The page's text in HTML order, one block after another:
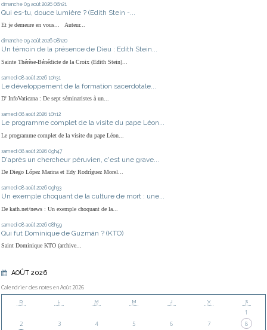
dimanche 09 août 2026 08h21
Qui es-tu, douce lumière ? (Edith Stein -...
Et je demeure en vous... Auteur...
dimanche 09 août 2026 08h20
Un témoin de la présence de Dieu : Edith Stein...
Sainte Thérèse-Bénédicte de la Croix (Edith Stein)...
samedi 08 août 2026 10h31
Le développement de la formation sacerdotale...
D' InfoVaticana : De sept séminaristes à un...
samedi 08 août 2026 10h12
Le programme complet de la visite du pape Léon...
Le programme complet de la visite du pape Léon...
samedi 08 août 2026 09h47
D'après un chercheur péruvien, c'est une grave...
De Diego López Marina et Edy Rodríguez Morel...
samedi 08 août 2026 09h33
Un exemple choquant de la culture de mort : une...
De kath.net/news : Un exemple choquant de la...
samedi 08 août 2026 08h59
Qui fut Dominique de Guzmán ? (KTO)
Saint Dominique KTO (archive...
AOÛT 2026
Calendrier des notes en Août 2026
D L M M J V S
1
2
3 4 5 6 7
8